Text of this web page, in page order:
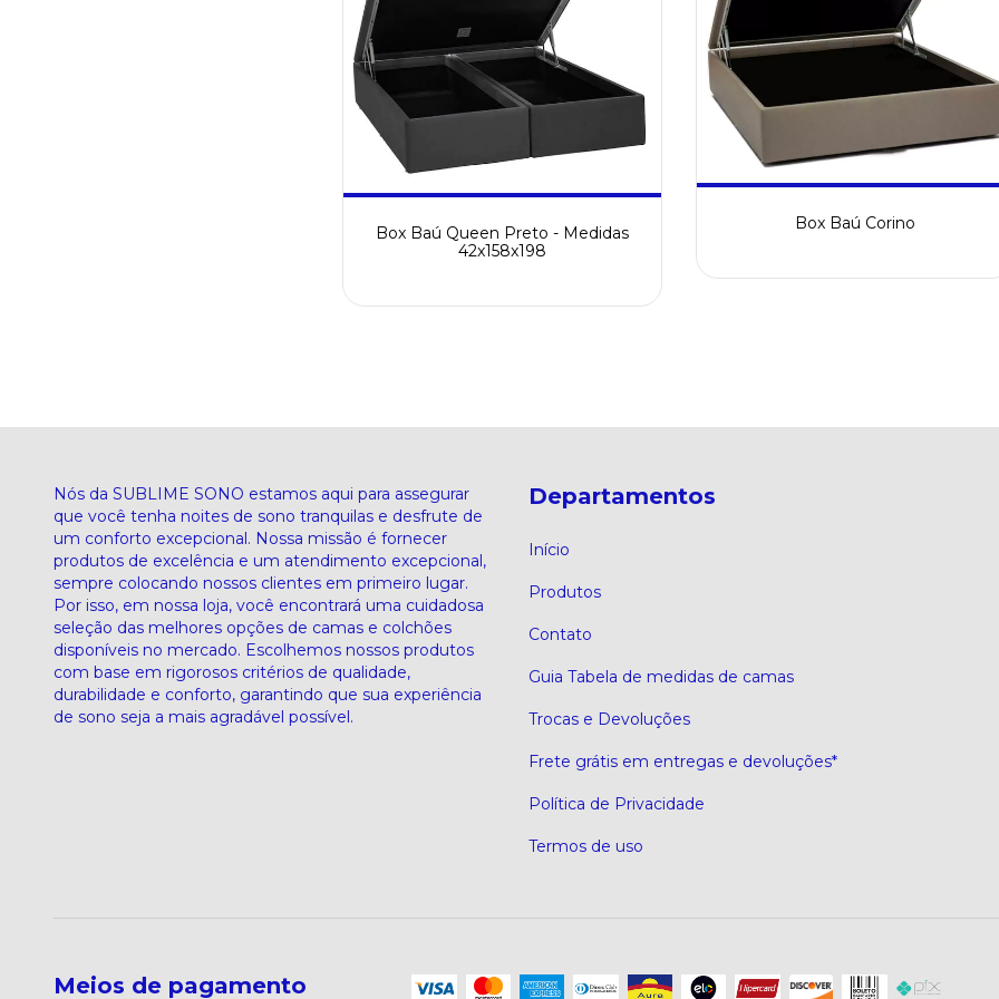
Box Baú Queen Preto - Medidas
42x158x198
Box Baú Corino
Nós da SUBLIME SONO estamos aqui para assegurar
que você tenha noites de sono tranquilas e desfrute de
um conforto excepcional. Nossa missão é fornecer
produtos de excelência e um atendimento excepcional,
sempre colocando nossos clientes em primeiro lugar.
Por isso, em nossa loja, você encontrará uma cuidadosa
seleção das melhores opções de camas e colchões
disponíveis no mercado. Escolhemos nossos produtos
com base em rigorosos critérios de qualidade,
durabilidade e conforto, garantindo que sua experiência
de sono seja a mais agradável possível.
Departamentos
Início
Produtos
Contato
Guia Tabela de medidas de camas
Trocas e Devoluções
Frete grátis em entregas e devoluções*
Política de Privacidade
Termos de uso
Meios de pagamento